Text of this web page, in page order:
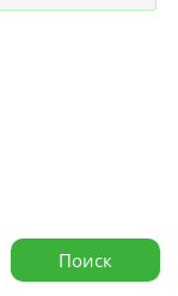
Поиск